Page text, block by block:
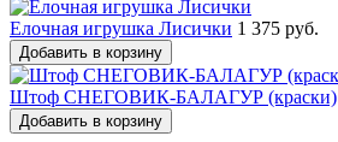
Елочная игрушка Лисички 1 375 руб.
Добавить в корзину
Штоф СНЕГОВИК-БАЛАГУР (краски)
Добавить в корзину